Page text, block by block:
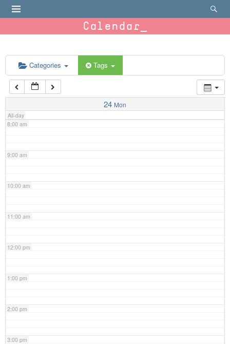
Calendar
Categories Tags
24 Mon
All-day
6:00 am
7:00 am
8:00 am
9:00 am
10:00 am
11:00 am
12:00 pm
1:00 pm
2:00 pm
3:00 pm